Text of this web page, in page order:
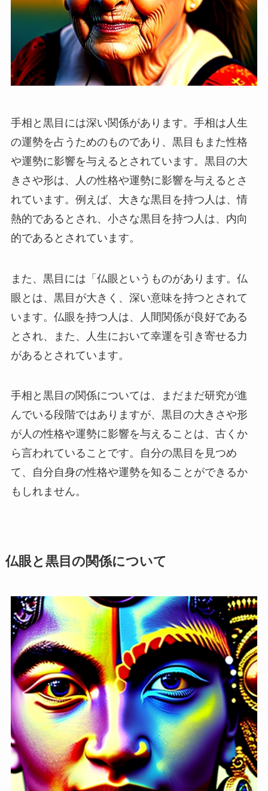
手相と黒目には深い関係があります。手相は人生
の運勢を占うためのものであり、黒目もまた性格
や運勢に影響を与えるとされています。黒目の大
きさや形は、人の性格や運勢に影響を与えるとさ
れています。例えば、大きな黒目を持つ人は、情
熱的であるとされ、小さな黒目を持つ人は、内向
的であるとされています。
また、黒目には「仏眼というものがあります。仏
眼とは、黒目が大きく、深い意味を持つとされて
います。仏眼を持つ人は、人間関係が良好である
とされ、また、人生において幸運を引き寄せる力
があるとされています。
手相と黒目の関係については、まだまだ研究が進
んでいる段階ではありますが、黒目の大きさや形
が人の性格や運勢に影響を与えることは、古くか
ら言われていることです。自分の黒目を見つめ
て、自分自身の性格や運勢を知ることができるか
もしれません。
仏眼と黒目の関係について